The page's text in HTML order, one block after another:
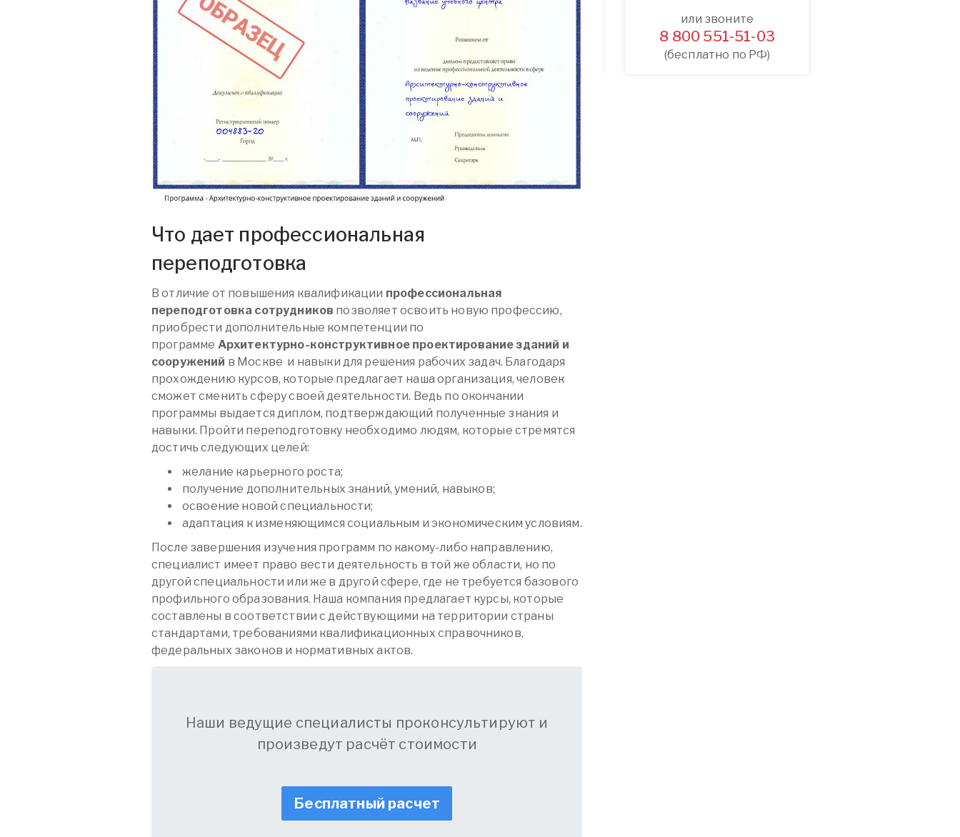
Что дает профессиональная
переподготовка
В отличие от повышения квалификации профессиональная
переподготовка сотрудников позволяет освоить новую профессию,
приобрести дополнительные компетенции по
программе Архитектурно-конструктивное проектирование зданий и
сооружений в Москве и навыки для решения рабочих задач. Благодаря
прохождению курсов, которые предлагает наша организация, человек
сможет сменить сферу своей деятельности. Ведь по окончании
программы выдается диплом, подтверждающий полученные знания и
навыки. Пройти переподготовку необходимо людям, которые стремятся
достичь следующих целей:
желание карьерного роста;
получение дополнительных знаний, умений, навыков;
освоение новой специальности;
адаптация к изменяющимся социальным и экономическим условиям.
После завершения изучения программ по какому-либо направлению,
специалист имеет право вести деятельность в той же области, но по
другой специальности или же в другой сфере, где не требуется базового
профильного образования. Наша компания предлагает курсы, которые
составлены в соответствии с действующими на территории страны
стандартами, требованиями квалификационных справочников,
федеральных законов и нормативных актов.
Наши ведущие специалисты проконсультируют и
произведут расчёт стоимости
Бесплатный расчет
или звоните
8 800 551-51-03
(бесплатно по РФ)